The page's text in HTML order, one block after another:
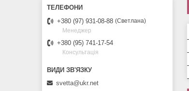
+380 (97) 931-08-88 Светлана
Менеджер
+380 (95) 741-17-54
Консультація
svetta@ukr.net